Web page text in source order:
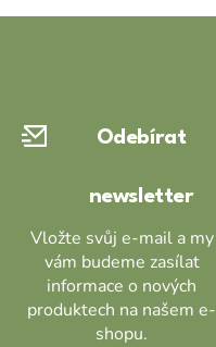
Odebírat
newsletter
Vložte svůj e-mail a my
vám budeme zasílat
informace o nových
produktech na našem e-
shopu.